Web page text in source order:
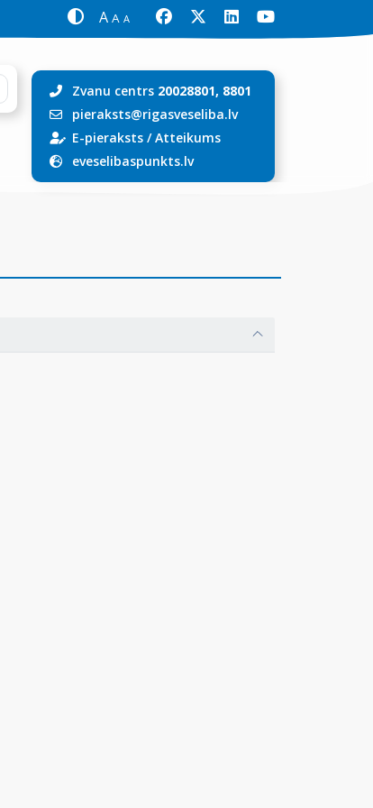
A A A
Zvanu centrs 20028801, 8801
pieraksts@rigasveseliba.lv
E-pieraksts/Atteikums
eveselibaspunkts.lv